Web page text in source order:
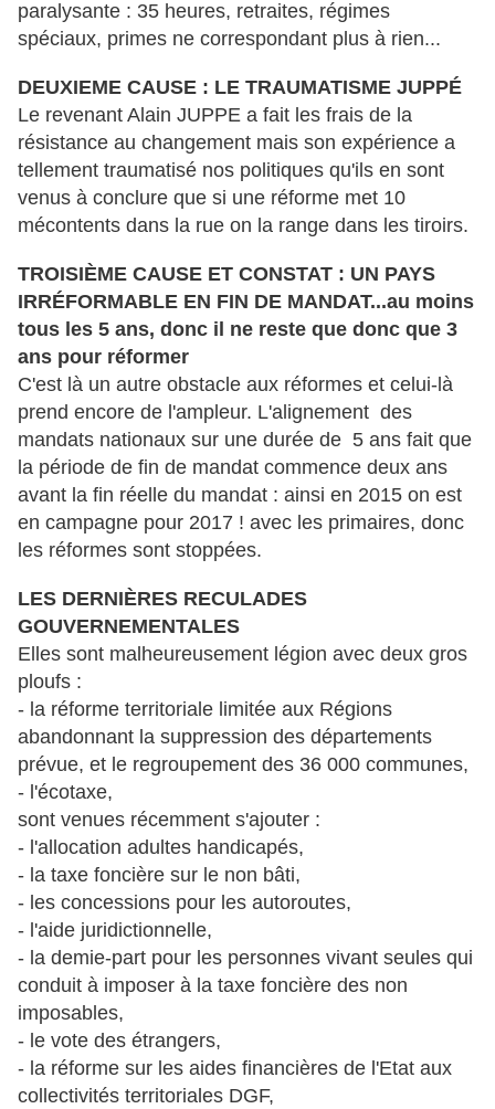
paralysante : 35 heures, retraites, régimes
spéciaux, primes ne correspondant plus à rien...
DEUXIEME CAUSE : LE TRAUMATISME JUPPÉ
Le revenant Alain JUPPE a fait les frais de la
résistance au changement mais son expérience a
tellement traumatisé nos politiques qu'ils en sont
venus à conclure que si une réforme met 10
mécontents dans la rue on la range dans les tiroirs.
TROISIÈME CAUSE ET CONSTAT : UN PAYS
IRRÉFORMABLE EN FIN DE MANDAT...au moins
tous les 5 ans, donc il ne reste que donc que 3
ans pour réformer
C'est là un autre obstacle aux réformes et celui-là
prend encore de l'ampleur. L'alignement des
mandats nationaux sur une durée de 5 ans fait que
la période de fin de mandat commence deux ans
avant la fin réelle du mandat : ainsi en 2015 on est
en campagne pour 2017 ! avec les primaires, donc
les réformes sont stoppées.
LES DERNIÈRES RECULADES
GOUVERNEMENTALES
Elles sont malheureusement légion avec deux gros
ploufs :
- la réforme territoriale limitée aux Régions
abandonnant la suppression des départements
prévue, et le regroupement des 36 000 communes,
- l'écotaxe,
sont venues récemment s'ajouter :
- l'allocation adultes handicapés,
- la taxe foncière sur le non bâti,
- les concessions pour les autoroutes,
- l'aide juridictionnelle,
- la demie-part pour les personnes vivant seules qui
conduit à imposer à la taxe foncière des non
imposables,
- le vote des étrangers,
- la réforme sur les aides financières de l'Etat aux
collectivités territoriales DGF,